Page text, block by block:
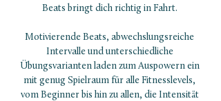
Beats bringt dich richtig in Fahrt.
Motivierende Beats, abwechslungsreiche
Intervalle und unterschiedliche
Übungsvarianten laden zum Auspowern ein
mit genug Spielraum für alle Fitnesslevels,
vom Beginner bis hin zu allen, die Intensität